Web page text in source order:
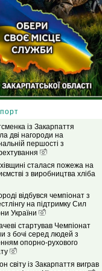
із Закарпаття
дві нагороди на
першості з
сталася пожежа на
з виробництва хліба
відбувся чемпіонат з
на підтримку Сил
України
стартував Чемпіонат
з бочі серед людей з
опорно-рухового
світу із Закарпаття виграв